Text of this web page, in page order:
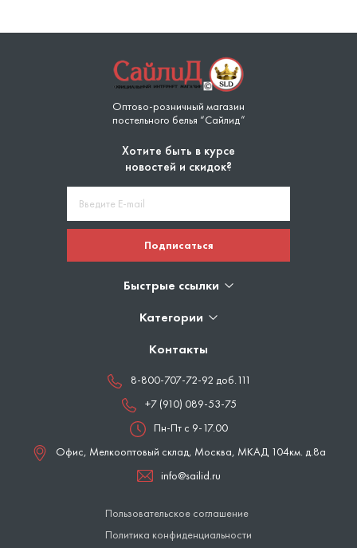
Оптово-розничный магазин
постельного белья “Сайлид”
Хотите быть в курсе
новостей и скидок?
Подписаться
Быстрые ссылки
Категории
Контакты
8-800-707-72-92 доб.111
+7 (910) 089-53-75
Пн-Пт с 9-17.00
Офис, Мелкооптовый склад, Москва, МКАД 104км. д.8а
info@sailid.ru
Пользовательское соглашение
Политика конфиденциальности